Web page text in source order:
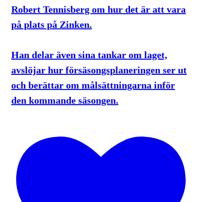
Robert Tennisberg om hur det är att vara
på plats på Zinken.
Han delar även sina tankar om laget,
avslöjar hur försäsongsplaneringen ser ut
och berättar om målsättningarna inför
den kommande säsongen.